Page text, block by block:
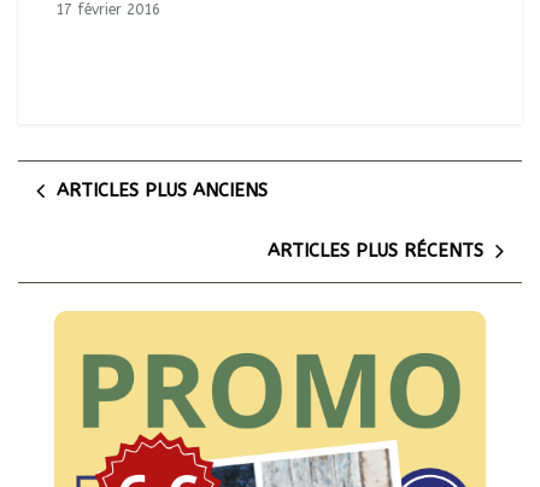
17 février 2016
ARTICLES PLUS ANCIENS
ARTICLES PLUS RÉCENTS